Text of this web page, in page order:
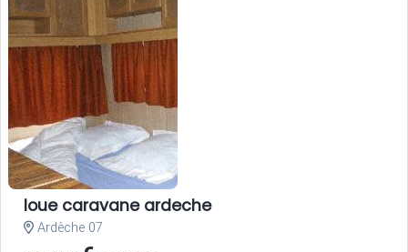
loue caravane ardeche
Ardèche 07